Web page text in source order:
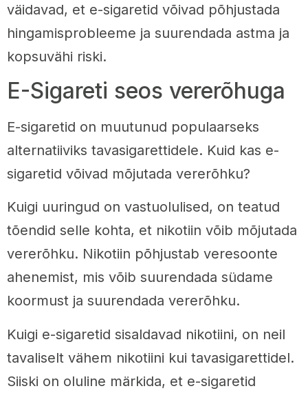
väidavad, et e-sigaretid võivad põhjustada
hingamisprobleeme ja suurendada astma ja
kopsuvähi riski.
E-Sigareti seos vererõhuga
E-sigaretid on muutunud populaarseks
alternatiiviks tavasigarettidele. Kuid kas e-
sigaretid võivad mõjutada vererõhku?
Kuigi uuringud on vastuolulised, on teatud
tõendid selle kohta, et nikotiin võib mõjutada
vererõhku. Nikotiin põhjustab veresoonte
ahenemist, mis võib suurendada südame
koormust ja suurendada vererõhku.
Kuigi e-sigaretid sisaldavad nikotiini, on neil
tavaliselt vähem nikotiini kui tavasigarettidel.
Siiski on oluline märkida, et e-sigaretid